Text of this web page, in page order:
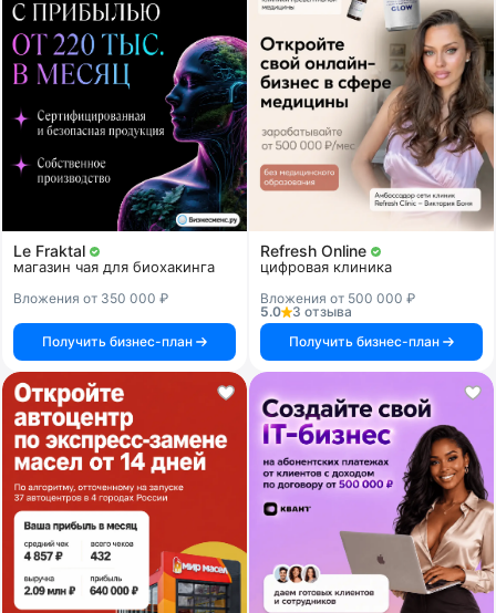
Le Fraktal
магазин чая для биохакинга
Вложения от 350 000 ₽
Получить бизнес-план
Refresh Online
цифровая клиника
Вложения от 500 000 ₽
5.0
3 отзыва
Получить бизнес-план